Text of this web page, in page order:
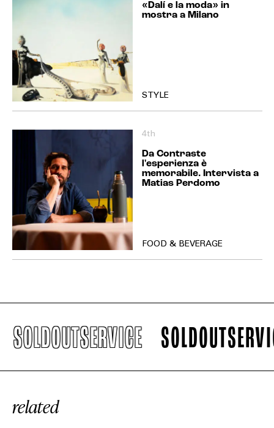
«Dalí e la moda» in
mostra a Milano
STYLE
4th
Da Contraste
l'esperienza è
memorabile. Intervista a
Matias Perdomo
FOOD & BEVERAGE
SOLDOUTSERVICE
related